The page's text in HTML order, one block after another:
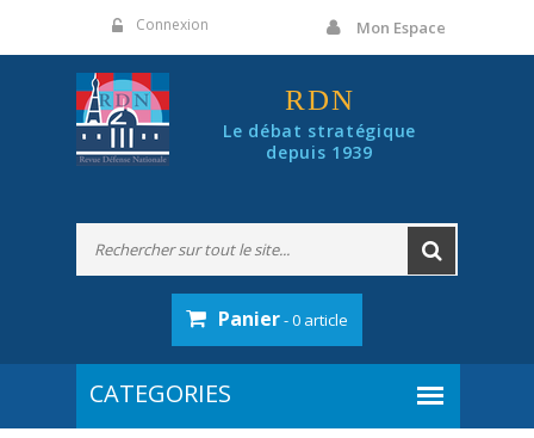
Connexion Mon Espace
RDN
Le débat stratégique
depuis 1939
Panier- 0 article